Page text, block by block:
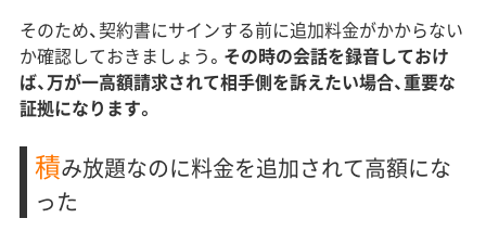
そのため、契約書にサインする前に追加料金がかからない
か確認しておきましょう。 その時の会話を録音しておけ
ば、万が一高額請求されて相手側を訴えたい場合、重要な
証拠になります。
積み放題なのに料金を追加されて高額にな
った